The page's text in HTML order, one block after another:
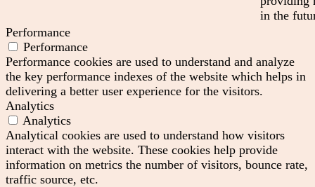
in the
Performance
Performance
Performance cookies are used to understand and analyze
the key performance indexes of the website which helps in
delivering a better user experience for the visitors.
Analytics
Analytics
Analytical cookies are used to understand how visitors
interact with the website. These cookies help provide
information on metrics the number of visitors, bounce rate,
traffic source, etc.